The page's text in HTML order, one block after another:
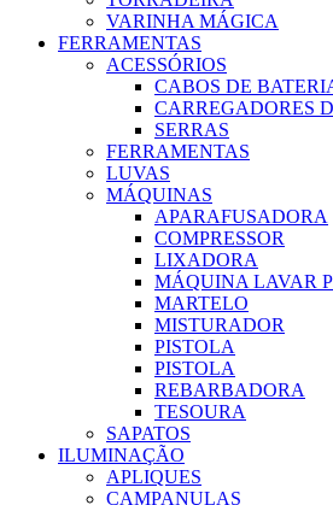
VARINHA MÁGICA
FERRAMENTAS
ACESSÓRIOS
CABOS DE
CARREGADORES
SERRAS
FERRAMENTAS
LUVAS
MÁQUINAS
APARAFUSADORA
COMPRESSOR
LIXADORA
MÁQUINA LAVAR
MARTELO
MISTURADOR
PISTOLA
PISTOLA
REBARBADORA
TESOURA
SAPATOS
ILUMINAÇÃO
APLIQUES
CAMPANULAS